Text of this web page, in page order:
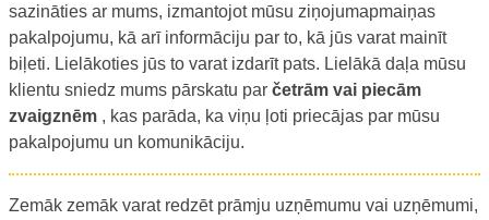
sazināties ar mums, izmantojot mūsu ziņojumapmaiņas
pakalpojumu, kā arī informāciju par to, kā jūs varat mainīt
biļeti. Lielākoties jūs to varat izdarīt pats. Lielākā daļa mūsu
klientu sniedz mums pārskatu par četrām vai piecām
zvaigznēm , kas parāda, ka viņu ļoti priecājas par mūsu
pakalpojumu un komunikāciju.
Zemāk zemāk varat redzēt prāmju uzņēmumu vai uzņēmumi,